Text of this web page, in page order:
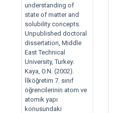
understanding of
state of matter and
solubility concepts.
Unpublished doctoral
dissertation, Middle
East Technical
University, Turkey.
Kaya, O.N. (2002).
İlköğretim 7. sınıf
öğrencilerinin atom ve
atomik yapı
konusundaki